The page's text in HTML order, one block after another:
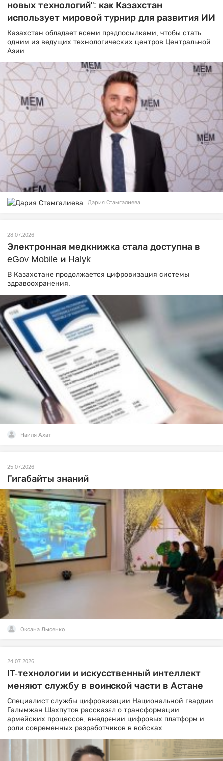
новых технологий": как Казахстан
использует мировой турнир для развития ИИ
Казахстан обладает всеми предпосылками, чтобы стать
одним из ведущих технологических центров Центральной
Азии.
Дария Стамгалиева
28.07.2026
Электронная медкнижка стала доступна в
eGov Mobile и Halyk
В Казахстане продолжается цифровизация системы
здравоохранения.
Наиля Ахат
25.07.2026
Гигабайты знаний
Оксана Лысенко
24.07.2026
IT-технологии и искусственный интеллект
меняют службу в воинской части в Астане
Специалист службы цифровизации Национальной гвардии
Галымжан Шахпутов рассказал о трансформации
армейских процессов, внедрении цифровых платформ и
роли современных разработчиков в войсках.